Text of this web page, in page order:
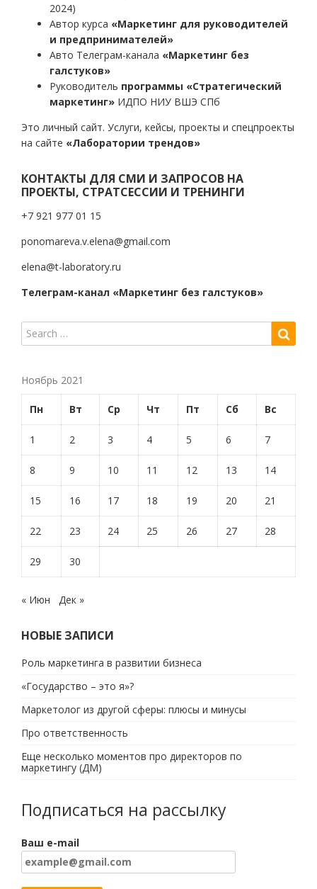
2024)
Автор курса «Маркетинг для руководителей
и предпринимателей»
Авто Телеграм-канала «Маркетинг без
галстуков»
Руководитель программы «Стратегический
маркетинг» ИДПО НИУ ВШЭ СПб
Это личный сайт. Услуги, кейсы, проекты и спецпроекты
на сайте «Лаборатории трендов»
КОНТАКТЫ ДЛЯ СМИ И ЗАПРОСОВ НА
ПРОЕКТЫ, СТРАТСЕССИИ И ТРЕНИНГИ
+7 921 977 01 15
ponomareva.v.elena@gmail.com
elena@t-laboratory.ru
Телеграм-канал «Маркетинг без галстуков»
Ноябрь 2021
Пн Вт Ср Чт Пт Сб Вс
1 2 3 4 5 6 7
8 9 10 11 12 13 14
15 16 17 18 19 20 21
22 23 24 25 26 27 28
29 30
« Июн Дек »
НОВЫЕ ЗАПИСИ
Роль маркетинга в развитии бизнеса
«Государство – это я»?
Маркетолог из другой сферы: плюсы и минусы
Про ответственность
Еще несколько моментов про директоров по
маркетингу (ДМ)
Подписаться на рассылку
Ваш e-mail